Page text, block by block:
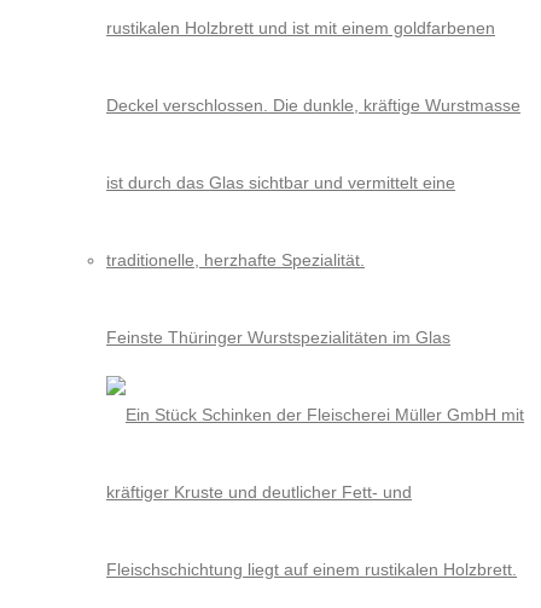
Feinste Thüringer Wurstspezialitäten im Glas